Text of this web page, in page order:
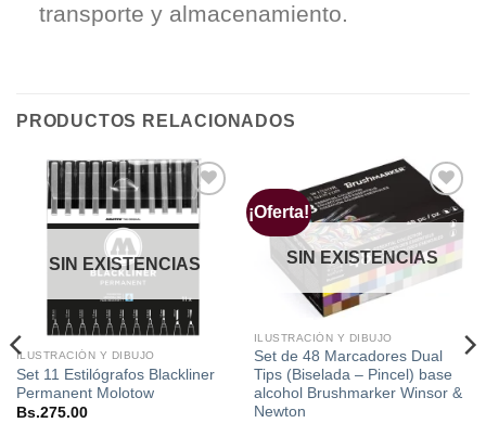
transporte y almacenamiento.
PRODUCTOS RELACIONADOS
Añadir
a la
deseos
SIN EXISTENCIAS
ILUSTRACIÓN Y DIBUJO
Set 11 Estilógrafos Blackliner
Permanent Molotow
Bs.275.00
¡Oferta!
Añadir
a la
lista de
deseos
SIN EXISTENCIAS
ILUSTRACIÓN Y DIBUJO
Set de 48 Marcadores Dual
Tips (Biselada – Pincel) base
alcohol Brushmarker Winsor &
Newton